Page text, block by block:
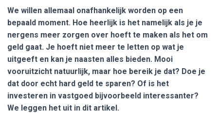
N
We willen allemaal onafhankelijk worden op een
bepaald moment. Hoe heerlijk is het namelijk als je je
nergens meer zorgen over hoeft te maken als het om
geld gaat. Je hoeft niet meer te letten op wat je
uitgeeft en kan je naasten alles bieden. Mooi
vooruitzicht natuurlijk, maar hoe bereik je dat? Doe je
dat door echt hard geld te sparen? Of is het
investeren in vastgoed bijvoorbeeld interessanter?
We leggen het uit in dit artikel.